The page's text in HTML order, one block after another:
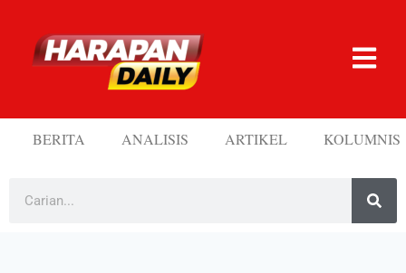
BERITA ANALISIS ARTIKEL KOLUMNIS